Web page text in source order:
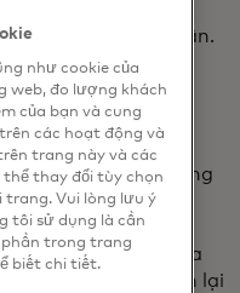
nhắc việc lên lịch
giờ của người nhận.
việc
công việc cho những
thúc đẩy người
của thành viên
vấn tự động của
và, khi cần, lên lịch lại
như cookie của
web, đo lượng khách
của bạn và cung
các hoạt động và
trang này và các
thay đổi tùy chọn
trang. Vui lòng lưu ý
tôi sử dụng là cần
trong trang
biết chi tiết.